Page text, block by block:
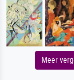
Meer